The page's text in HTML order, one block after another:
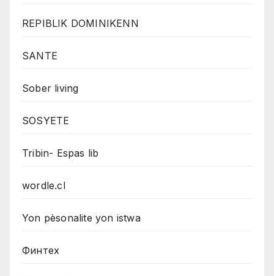
REPIBLIK DOMINIKENN
SANTE
Sober living
SOSYETE
Tribin- Espas lib
wordle.cl
Yon pèsonalite yon istwa
Финтех